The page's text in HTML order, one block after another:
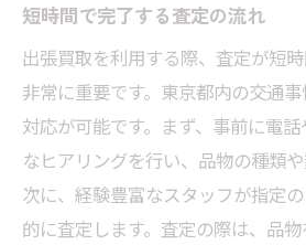
短時間で完了する査定の流れ
出張買取を利用する際、査定が短
非常に重要です。東京都内の交通
対応が可能です。まず、事前に電
なヒアリングを行い、品物の種類や
次に、経験豊富なスタッフが指定
的に査定します。査定の際は、品